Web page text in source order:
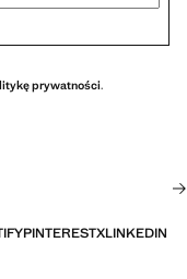
prywatności.
PINTERESTXLINKEDIN